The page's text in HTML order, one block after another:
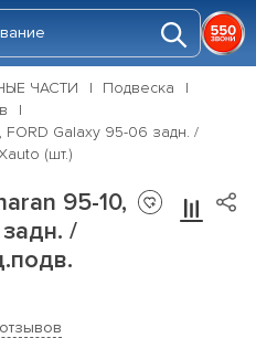
ЧАСТИ
Подвеска
FORD Galaxy 95-06 задн. /
(шт.)
95-10,
/